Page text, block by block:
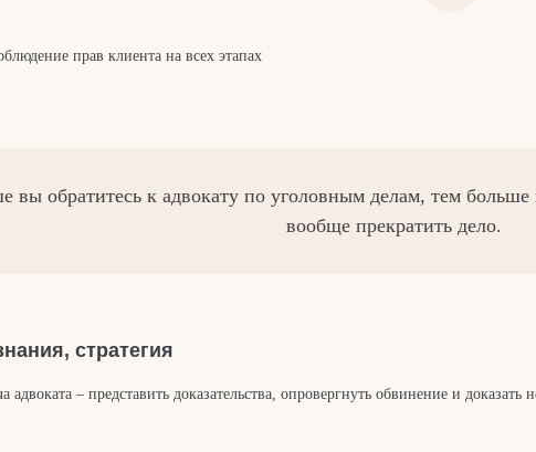
прав клиента на всех этапах
вы обратитесь к адвокату по уголовным делам, тем
вообще прекратить дело.
стратегия
адвоката – представить доказательства, опровергнуть обвинение и доказать